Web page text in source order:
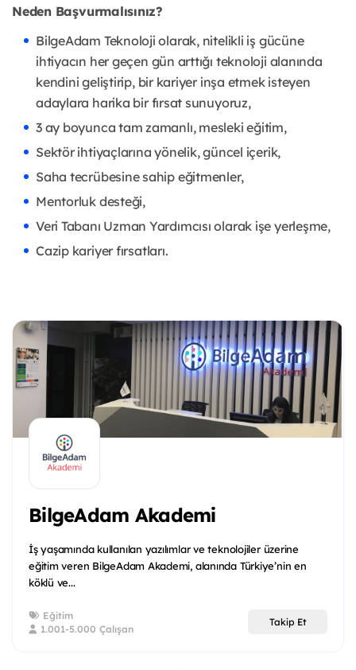
Neden Başvurmalısınız?
BilgeAdam Teknoloji olarak, nitelikli iş gücüne
ihtiyacın her geçen gün arttığı teknoloji alanında
kendini geliştirip, bir kariyer inşa etmek isteyen
adaylara harika bir fırsat sunuyoruz,
3 ay boyunca tam zamanlı, mesleki eğitim,
Sektör ihtiyaçlarına yönelik, güncel içerik,
Saha tecrübesine sahip eğitmenler,
Mentorluk desteği,
Veri Tabanı Uzman Yardımcısı olarak işe yerleşme,
Cazip kariyer fırsatları.
BilgeAdam Akademi
İş yaşamında kullanılan yazılımlar ve teknolojiler üzerine
eğitim veren BilgeAdam Akademi, alanında Türkiye’nin en
köklü ve...
Eğitim
1.001-5.000 Çalışan
Takip Et